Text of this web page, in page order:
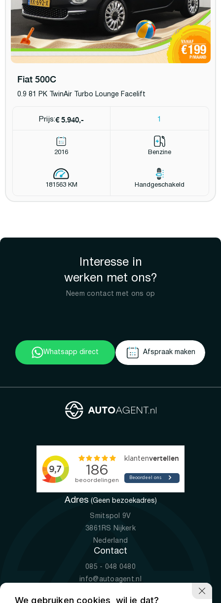
Fiat 500C
0.9 81 PK TwinAir Turbo Lounge Facelift
Prijs:€ 5.940,- 1
2016 Benzine
181563 KM Handgeschakeld
Interesse in
werken met ons?
Neem contact met ons op
Whatsapp direct Afspraak maken
Adres (Geen bezoekadres)
Smitspol 9V
3861RS Nijkerk
Nederland
Contact
085 - 048 0480
info@autoagent.nl
We gebruiken cookies, wil je dat?